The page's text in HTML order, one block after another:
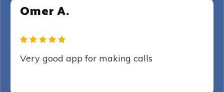
Omer A.
Very good app for making calls